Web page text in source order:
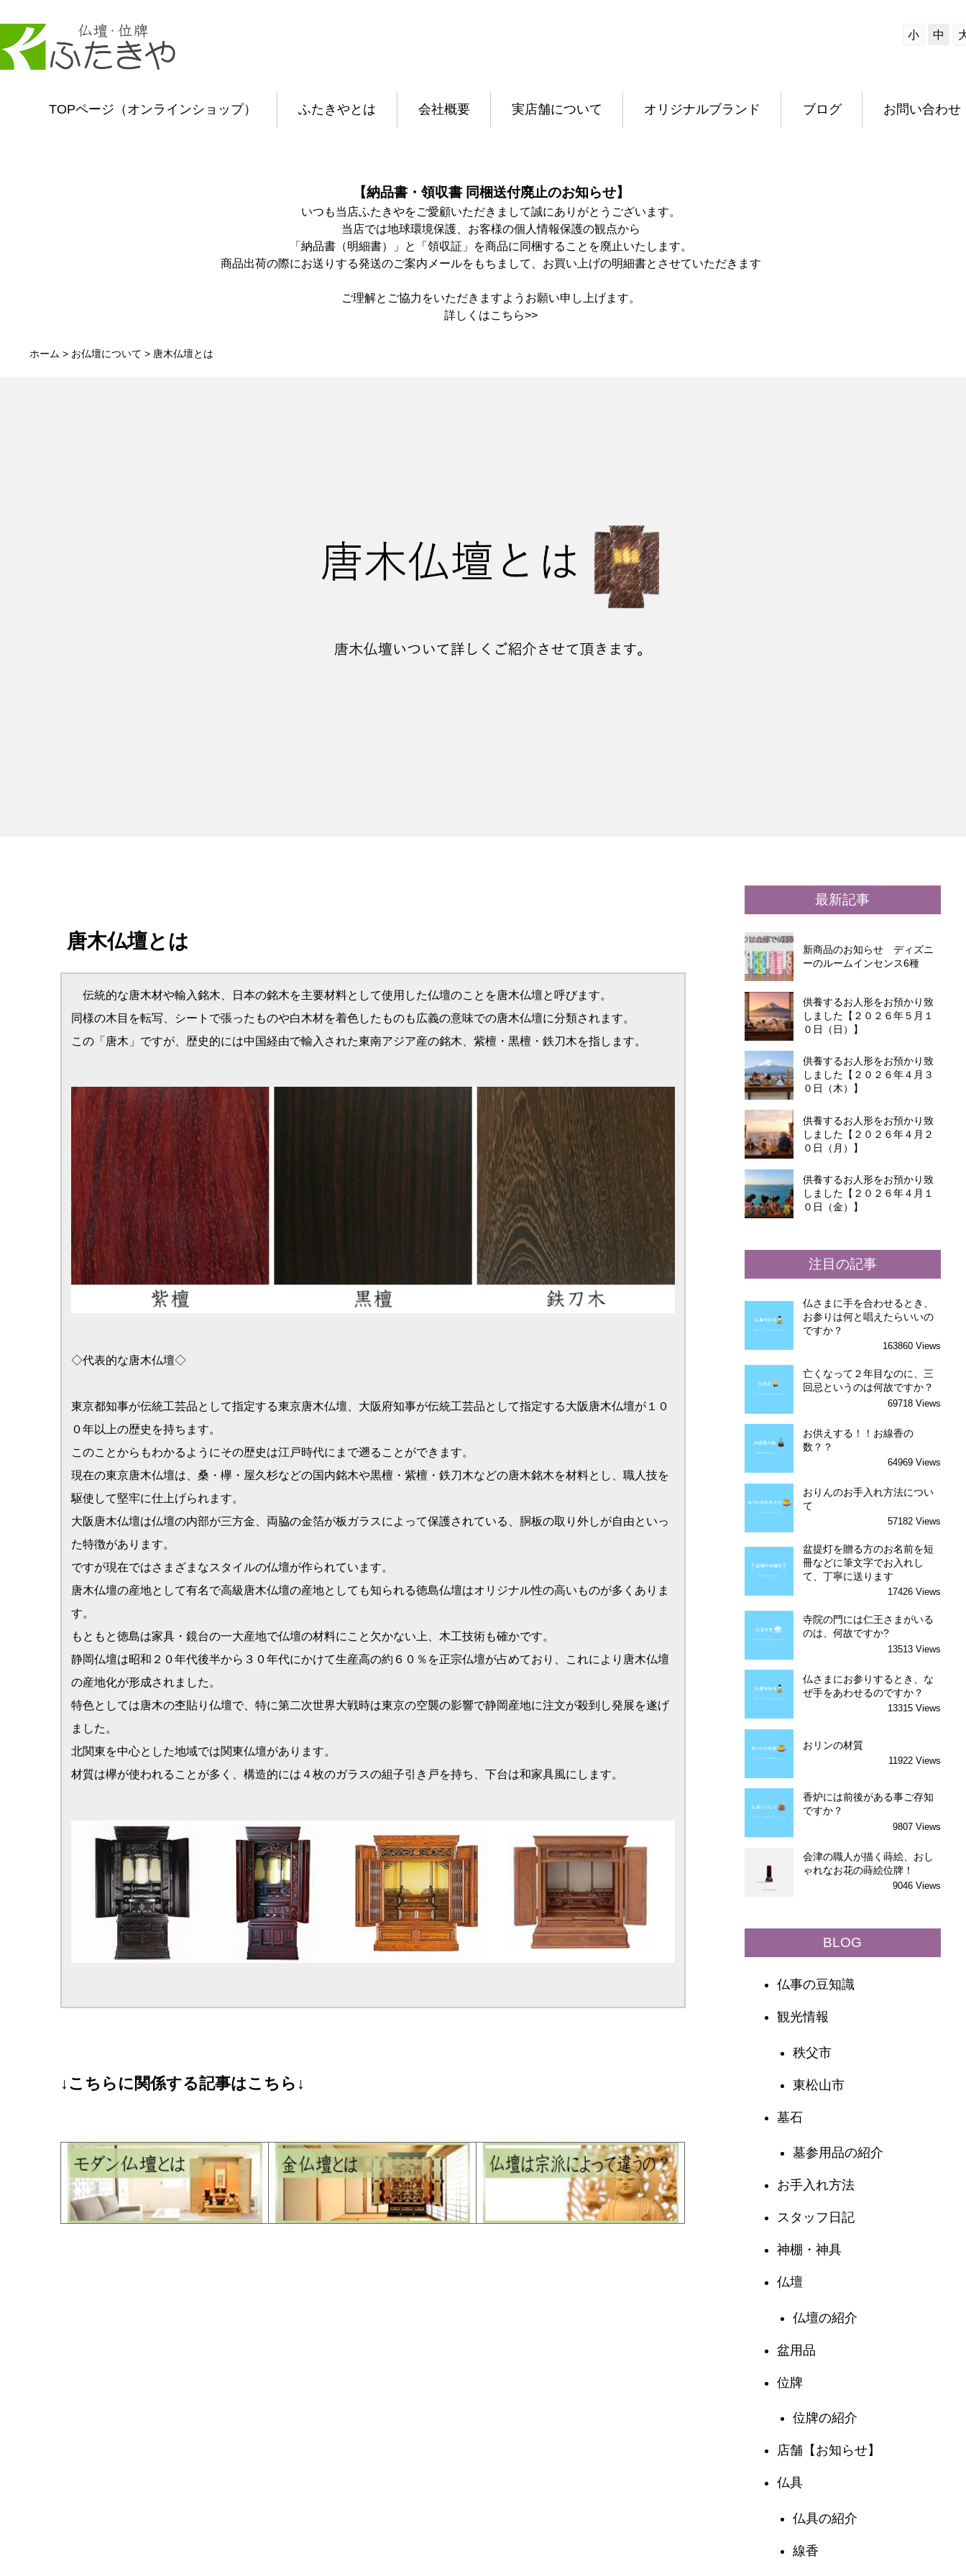
小 中
TOPページ（オンラインショップ） ふたきやとは 会社概要 実店舗について オリジナルブランド ブログ お問い合わせ
【納品書・領収書 同梱送付廃止のお知らせ】
いつも当店ふたきやをご愛顧いただきまして誠にありがとうございます。
当店では地球環境保護、お客様の個人情報保護の観点から
「納品書（明細書）」と「領収証」を商品に同梱することを廃止いたします。
商品出荷の際にお送りする発送のご案内メールをもちまして、お買い上げの明細書とさせていただきます
ご理解とご協力をいただきますようお願い申し上げます。
詳しくはこちら>>
ホーム > お仏壇について > 唐木仏壇とは
◇代表的な唐木仏壇◇
東京都知事が伝統工芸品として指定する東京唐木仏壇、大阪府知事が伝統工芸品として指定する大阪唐木仏壇が１０
０年以上の歴史を持ちます。
このことからもわかるようにその歴史は江戸時代にまで遡ることができます。
現在の東京唐木仏壇は、桑・欅・屋久杉などの国内銘木や黒檀・紫檀・鉄刀木などの唐木銘木を材料とし、職人技を
駆使して堅牢に仕上げられます。
大阪唐木仏壇は仏壇の内部が三方金、両脇の金箔が板ガラスによって保護されている、胴板の取り外しが自由といっ
た特徴があります。
ですが現在ではさまざまなスタイルの仏壇が作られています。
もともと徳島は家具・鏡台の一大産地で仏壇の材料にこと欠かない上、木工技術も確かです。
の産地化が形成されました。
特色としては唐木の杢貼り仏壇で、特に第二次世界大戦時は東京の空襲の影響で静岡産地に注文が殺到し発展を遂げ
北関東を中心とした地域では関東仏壇があります。
材質は欅が使われることが多く、構造的には４枚のガラスの組子引き戸を持ち、下台は和家具風にします。
↓こちらに関係する記事はこちら↓
最新記事
新商品のお知らせ ディズニ
ーのルームインセンス6種
供養するお人形をお預かり致
しました【２０２６年５月１
０日（日）】
供養するお人形をお預かり致
しました【２０２６年４月３
０日（木）】
供養するお人形をお預かり致
しました【２０２６年４月２
０日（月）】
供養するお人形をお預かり致
しました【２０２６年４月１
０日（金）】
注目の記事
仏さまに手を合わせるとき、
お参りは何と唱えたらいいの
ですか？
163860 Views
亡くなって２年目なのに、三
回忌というのは何故ですか？
69718 Views
お供えする！！お線香の
数？？
64969 Views
おりんのお手入れ方法につい
て
57182 Views
盆提灯を贈る方のお名前を短
冊などに筆文字でお入れし
て、丁寧に送ります
17426 Views
寺院の門には仁王さまがいる
のは、何故ですか?
13513 Views
仏さまにお参りするとき、な
ぜ手をあわせるのですか？
13315 Views
おリンの材質
11922 Views
香炉には前後がある事ご存知
ですか？
9807 Views
会津の職人が描く蒔絵、おし
ゃれなお花の蒔絵位牌！
9046 Views
BLOG
仏事の豆知識
観光情報
秩父市
東松山市
墓石
墓参用品の紹介
お手入れ方法
スタッフ日記
神棚・神具
仏壇
仏壇の紹介
盆用品
位牌
位牌の紹介
店舗【お知らせ】
仏具
仏具の紹介
線香